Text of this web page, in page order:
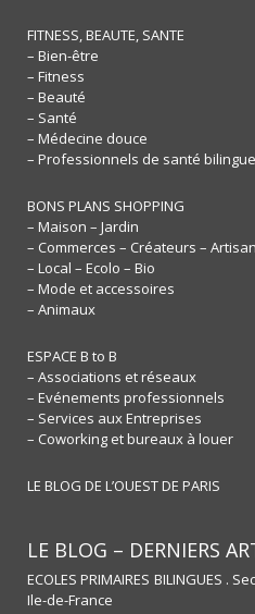
FITNESS, BEAUTE, SANTE
– Bien-être
– Fitness
– Beauté
– Santé
– Médecine douce
– Professionnels de santé
BONS PLANS SHOPPING
– Maison – Jardin
– Commerces – Créateurs –
– Local – Ecolo – Bio
– Mode et accessoires
– Animaux
ESPACE B to B
– Associations et réseaux
– Evénements professionnels
– Services aux Entreprises
– Coworking et bureaux à louer
LE BLOG DE L’OUEST DE PARIS
LE BLOG – DERNIERS
ECOLES PRIMAIRES BILINGUES .
Ile-de-France